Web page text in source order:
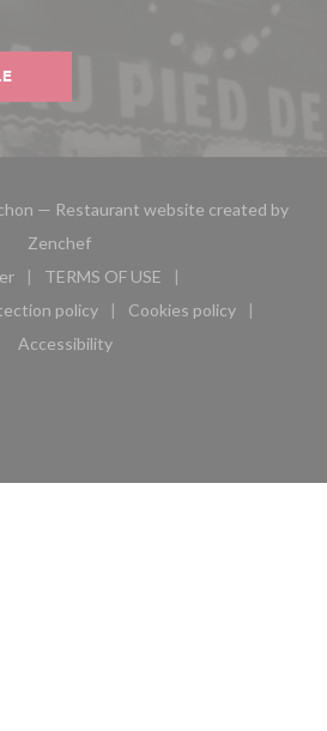
— Restaurant website created by
Zenchef((opens in a new window))
((opens in a new window))
TERMS OF USE
((opens in a new window))
policy
((opens in a new window))
Cookies policy
((opens in a new
Accessibility
((opens in a new window))